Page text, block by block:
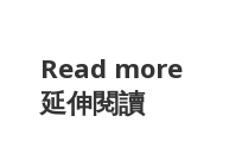
Read more
延伸閱讀